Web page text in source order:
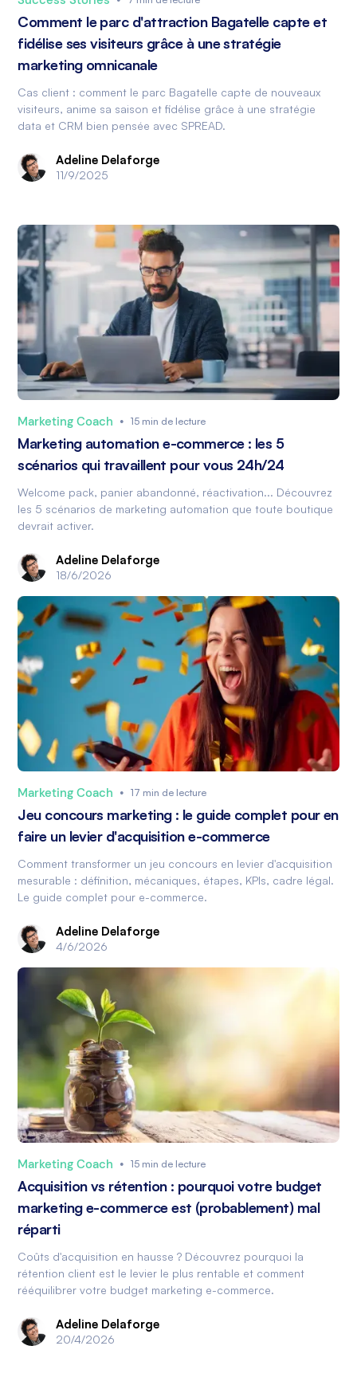
Comment le parc d'attraction Bagatelle capte et
fidélise ses visiteurs grâce à une stratégie
marketing omnicanale
Cas client : comment le parc Bagatelle capte de nouveaux
visiteurs, anime sa saison et fidélise grâce à une stratégie
data et CRM bien pensée avec SPREAD.
Adeline Delaforge
11/9/2025
Marketing Coach • 15 min de lecture
Marketing automation e-commerce : les 5
scénarios qui travaillent pour vous 24h/24
Welcome pack, panier abandonné, réactivation... Découvrez
les 5 scénarios de marketing automation que toute boutique
devrait activer.
Adeline Delaforge
18/6/2026
Marketing Coach • 17 min de lecture
Jeu concours marketing : le guide complet pour en
faire un levier d'acquisition e-commerce
Comment transformer un jeu concours en levier d'acquisition
mesurable : définition, mécaniques, étapes, KPIs, cadre légal.
Le guide complet pour e-commerce.
Adeline Delaforge
4/6/2026
Marketing Coach • 15 min de lecture
Acquisition vs rétention : pourquoi votre budget
marketing e-commerce est (probablement) mal
réparti
Coûts d'acquisition en hausse ? Découvrez pourquoi la
rétention client est le levier le plus rentable et comment
rééquilibrer votre budget marketing e-commerce.
Adeline Delaforge
20/4/2026